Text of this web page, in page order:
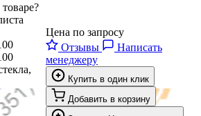
Цена по запросу
Отзывы
Написать
менеджеру
Купить в один клик
Добавить в корзину